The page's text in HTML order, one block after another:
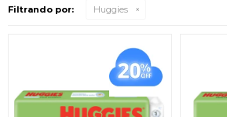
Filtrando por: Huggies